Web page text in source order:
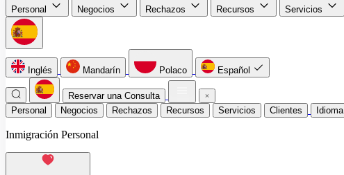
Personal Negocios Rechazos Recursos Servicios
Inglés Mandarín Polaco Español
Reservar una Consulta
Personal
Negocios Rechazos Recursos Servicios Clientes Idioma
Inmigración Personal